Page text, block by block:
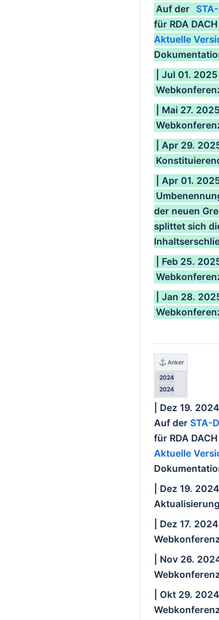
Auf der
für RDA
Aktuelle
| Jul 01. 2025
| Mai 27.
| Apr 29.
| Apr 01.
der neuen
splittet sich
| Feb 25.
| Jan 28.
Anker
2024
2024
| Dez 19. 2024
Auf der STA-
für RDA
Aktuelle
| Dez 19. 2024
| Dez 17. 2024
| Nov 26.
| Okt 29. 2024